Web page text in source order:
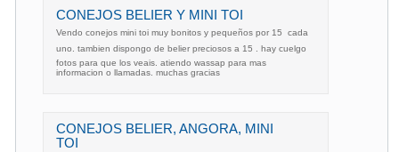
CONEJOS BELIER Y MINI TOI
Vendo conejos mini toi muy bonitos y pequeños por 15  cada
uno. tambien dispongo de belier preciosos a 15 . hay cuelgo
fotos para que los veais. atiendo wassap para mas
informacion o llamadas. muchas gracias
CONEJOS BELIER, ANGORA, MINI
TOI